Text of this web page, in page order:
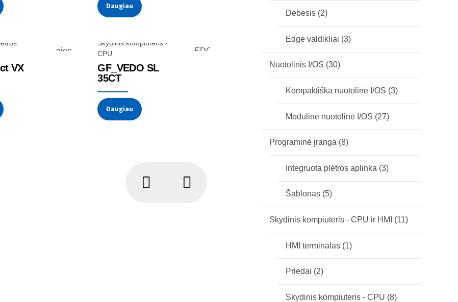
Daugiau
VX
Skydinis kompiuteris -
CPU
GF_VEDO SL
35CT
Daugiau
Debesis (2)
Edge valdikliai (3)
Nuotolinis I/OS (30)
Kompaktiška nuotolinė I/OS (3)
Modulinė nuotolinė I/OS (27)
Programinė įranga (8)
Integruota plėtros aplinka (3)
Šablonas (5)
Skydinis kompiuteris - CPU ir HMI (11)
HMI terminalas (1)
Priedai (2)
Skydinis kompiuteris - CPU (8)